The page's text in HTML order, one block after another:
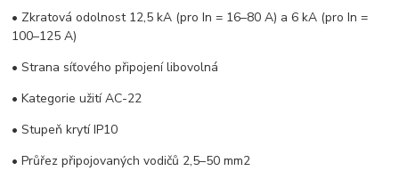
• Zkratová odolnost 12,5 kA (pro In = 16–80 A) a 6 kA (pro In =
100–125 A)
• Strana síťového připojení libovolná
• Kategorie užití AC-22
• Stupeň krytí IP10
• Průřez připojovaných vodičů 2,5–50 mm2